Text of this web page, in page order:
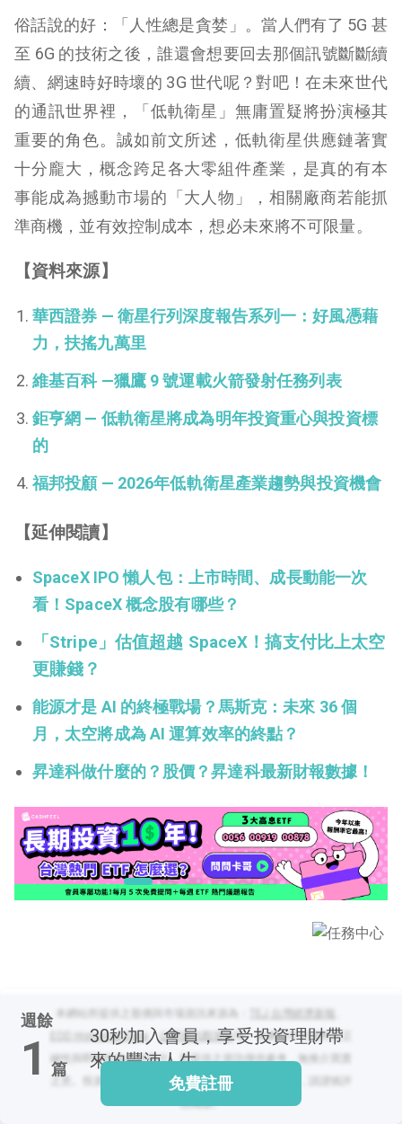
俗話說的好：「人性總是貪婪」。當人們有了 5G 甚
至 6G 的技術之後，誰還會想要回去那個訊號斷斷續
續、網速時好時壞的 3G 世代呢？對吧！在未來世代
的通訊世界裡，「低軌衛星」無庸置疑將扮演極其
重要的角色。誠如前文所述，低軌衛星供應鏈著實
十分龐大，概念跨足各大零組件產業，是真的有本
事能成為撼動市場的「大人物」，相關廠商若能抓
準商機，並有效控制成本，想必未來將不可限量。
【資料來源】
華西證券 — 衛星行列深度報告系列一：好風憑藉
力，扶搖九萬里
維基百科 —獵鷹 9 號運載火箭發射任務列表
鉅亨網 — 低軌衛星將成為明年投資重心與投資標
的
福邦投顧 — 2026年低軌衛星產業趨勢與投資機會
【延伸閱讀】
SpaceX IPO 懶人包：上市時間、成長動能一次
看！SpaceX 概念股有哪些？
「Stripe」估值超越 SpaceX！搞支付比上太空
更賺錢？
能源才是 AI 的終極戰場？馬斯克：未來 36 個
月，太空將成為 AI 運算效率的終點？
昇達科做什麼的？股價？昇達科最新財報數據！
週餘
1 篇
30秒加入會員，享受投資理財帶
來的豐沛人生
免費註冊
本網站所提供之股價與市場資訊來源為： TEJ 台灣經濟新報
EOD Historical Data 、 公開資訊觀測站 等。本網站不對資料之正
確性與即時性負任何責任，所提供之資訊僅供參考，無推介買賣
之意。投資人依本網站資訊交易發生損失需自行負責，請謹慎評
獎勵
登入股感會員，閱讀
任一文章
出國就缺這咖？股
吋上掀行李箱